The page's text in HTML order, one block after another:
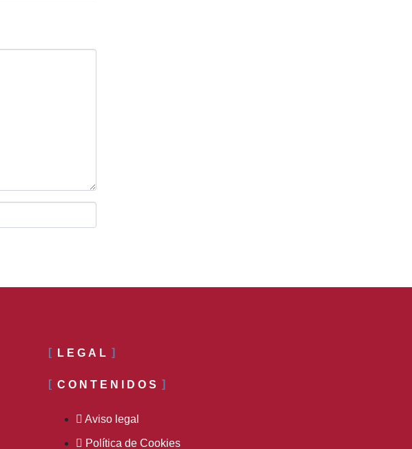
LEGAL
CONTENIDOS
Aviso legal
Política de Cookies